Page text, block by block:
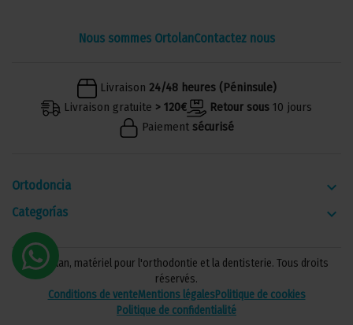
Nous sommes OrtolanContactez nous
Livraison 24/48 heures (Péninsule)
Livraison gratuite > 120€ Retour sous 10 jours
Paiement sécurisé
Ortodoncia keyboard_arrow_down
Categorías keyboard_arrow_down
© Ortolan, matériel pour l'orthodontie et la dentisterie. Tous droits
réservés.
Conditions de venteMentions légalesPolitique de cookies
Politique de confidentialité